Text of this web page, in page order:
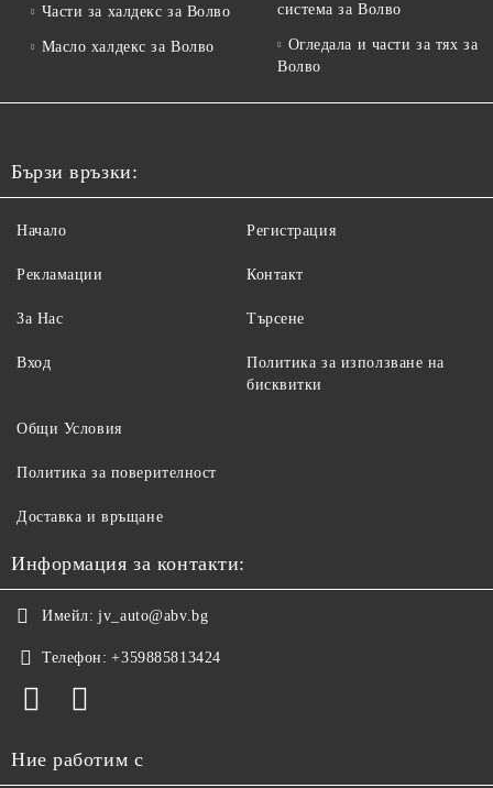
Части за халдекс за Волво
Масло халдекс за Волво
система за Волво
Огледала и части за тях за
Волво
Бързи връзки:
Начало
Рекламации
За Нас
Вход
Регистрация
Контакт
Търсене
Политика за използване на
бисквитки
Общи Условия
Политика за поверителност
Доставка и връщане
Информация за контакти:
Имейл: jv_auto@abv.bg
Телефон: +359885813424
Ние работим с